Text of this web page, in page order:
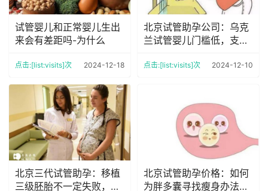
试管婴儿和正常婴儿生出
来会有差距吗-为什么
点击:[list:visits]次 2024-12-18
北京试管助孕公司：乌克
兰试管婴儿门槛低，支持
点击:[list:visits]次 2024-12-10
北京三代试管助孕：移植
三级胚胎不一定失败，过
北京试管助孕价格：如何
为胖多囊寻找瘦身办法？